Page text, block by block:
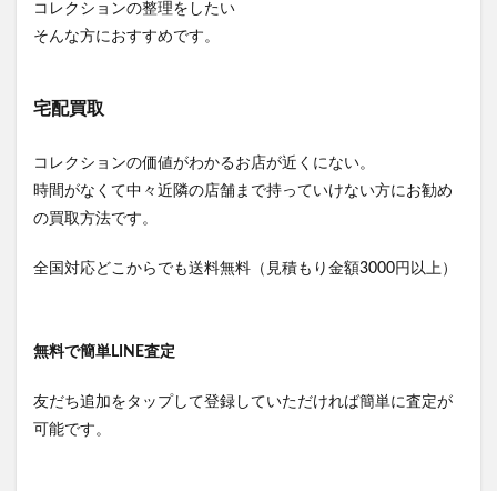
コレクションの整理をしたい
そんな方におすすめです。
宅配買取
コレクションの価値がわかるお店が近くにない。
時間がなくて中々近隣の店舗まで持っていけない方にお勧め
の買取方法です。
全国対応どこからでも送料無料（見積もり金額3000円以上）
無料で簡単LINE査定
友だち追加をタップして登録していただければ簡単に査定が
可能です。